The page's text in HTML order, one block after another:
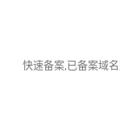
快速备案,已备案域